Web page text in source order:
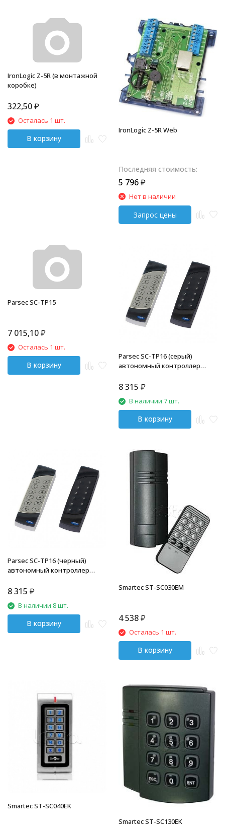
IronLogic Z-5R (в монтажной
коробке)
322,50₽
Осталась 1 шт.
В корзину
IronLogic Z-5R Web
Последняя стоимость:
5 796₽
Нет в наличии
Parsec SC-TP15
7 015,10₽
Осталась 1 шт.
В корзину
Parsec SC-TP16 (серый)
автономный контроллер
8 315 ₽
В наличии 7 шт.
В корзину
Parsec SC-TP16 (черный)
автономный контроллер
8 315 ₽
В наличии 8 шт.
В корзину
Smartec ST-SC030EM
4 538₽
Осталась 1 шт.
В корзину
Smartec ST-SC040EK
Smartec ST-SC130EK